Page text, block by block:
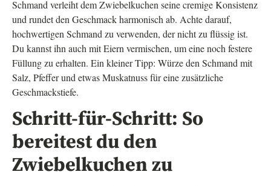
Schmand verleiht dem Zwiebelkuchen seine cremige Konsistenz
und rundet den Geschmack harmonisch ab. Achte darauf,
hochwertigen Schmand zu verwenden, der nicht zu flüssig ist.
Du kannst ihn auch mit Eiern vermischen, um eine noch festere
Füllung zu erhalten. Ein kleiner Tipp: Würze den Schmand mit
Salz, Pfeffer und etwas Muskatnuss für eine zusätzliche
Geschmackstiefe.
Schritt-für-Schritt: So
bereitest du den
Zwiebelkuchen zu